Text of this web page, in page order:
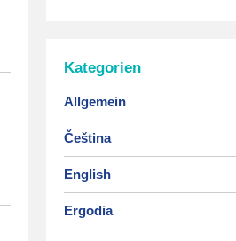
Kategorien
Allgemein
Čeština
English
Ergodia